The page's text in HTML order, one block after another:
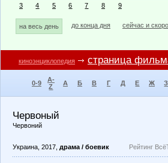
3 4 5 6 7 8 9
на весь день до конца дня сейчас и скоро
киноэнциклопедия страница
0-9
A-
Z
А Б В Г Д Е Ж З
Червоный
Червоний
Украина, 2017, драма / боевик Рейтинг